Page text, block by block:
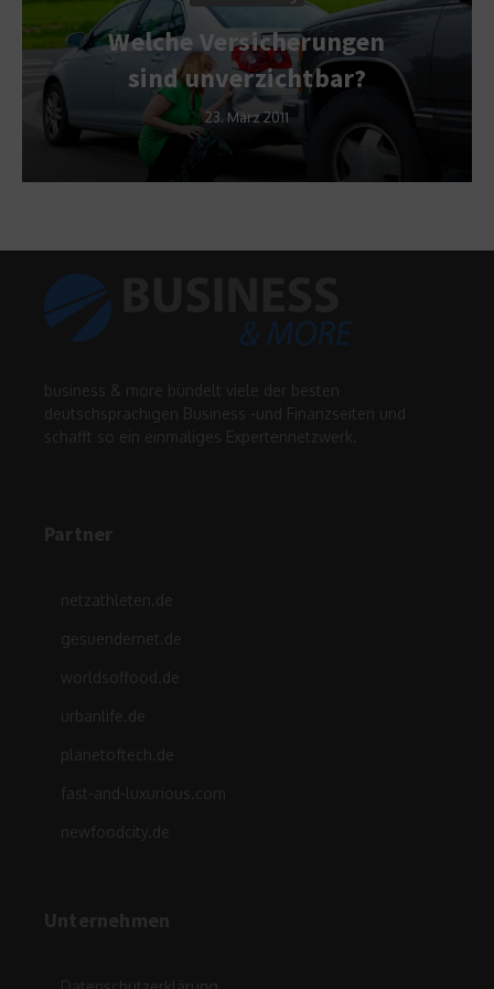
Welche Versicherungen
sind unverzichtbar?
23. März 2011
business & more bündelt viele der besten
deutschsprachigen Business -und Finanzseiten und
schafft so ein einmaliges Expertennetzwerk.
Partner
netzathleten.de
gesuendernet.de
worldsoffood.de
urbanlife.de
planetoftech.de
fast-and-luxurious.com
newfoodcity.de
Unternehmen